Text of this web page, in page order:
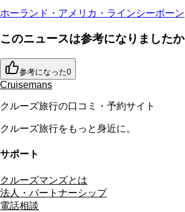
ホーランド・アメリカ・ラインシーボーン
このニュースは参考になりましたか
参考になった0
Cruisemans
クルーズ旅行の口コミ・予約サイト
クルーズ旅行をもっと身近に。
サポート
クルーズマンズとは
法人・パートナーシップ
電話相談